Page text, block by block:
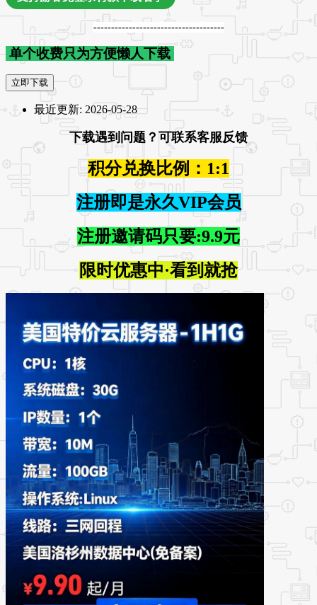
-------------------------------------
单个收费只为方便懒人下载
立即下载
最近更新: 2026-05-28
下载遇到问题？可联系客服反馈
积分兑换比例：1:1
注册即是永久VIP会员
注册邀请码只要:9.9元
限时优惠中·看到就抢